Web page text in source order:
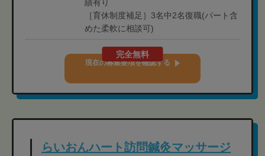
績有り
［育休制度補足］3名中2名復職(パート含
めた柔軟に相談可)
完全無料
現在の募集要項を確認する
らいおんハート訪問鍼灸マッサージ